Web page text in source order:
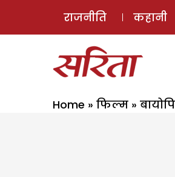
राजनीति कहानी
Home » फिल्म »